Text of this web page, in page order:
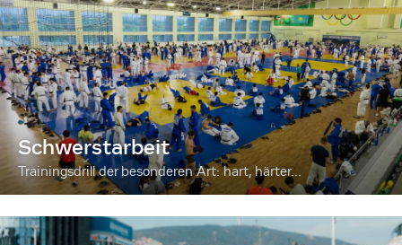
Schwerstarbeit
Trainingsdrill der besonderen Art: hart, härter...